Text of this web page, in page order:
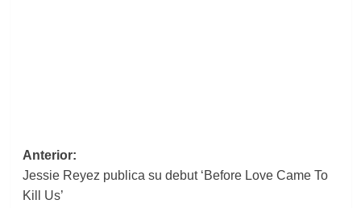
Navegación
de
Anterior:
Jessie Reyez publica su debut ‘Before Love Came To
Kill Us’